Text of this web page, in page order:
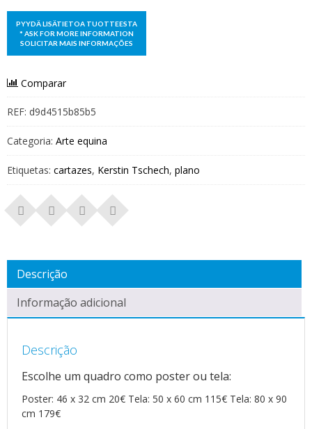
Comparar
REF: d9d4515b85b5
Categoria: Arte equina
Etiquetas: cartazes, Kerstin Tschech, plano
Descrição
Informação adicional
Descrição
Escolhe um quadro como poster ou tela:
Poster: 46 x 32 cm 20€ Tela: 50 x 60 cm 115€ Tela: 80 x 90
cm 179€